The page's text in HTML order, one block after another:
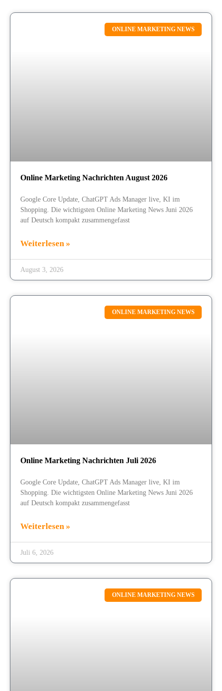
ONLINE MARKETING NEWS
Online Marketing Nachrichten August 2026
Google Core Update, ChatGPT Ads Manager live, KI im
Shopping. Die wichtigsten Online Marketing News Juni 2026
auf Deutsch kompakt zusammengefasst
Weiterlesen »
August 3, 2026
ONLINE MARKETING NEWS
Online Marketing Nachrichten Juli 2026
Google Core Update, ChatGPT Ads Manager live, KI im
Shopping. Die wichtigsten Online Marketing News Juni 2026
auf Deutsch kompakt zusammengefasst
Weiterlesen »
Juli 6, 2026
ONLINE MARKETING NEWS